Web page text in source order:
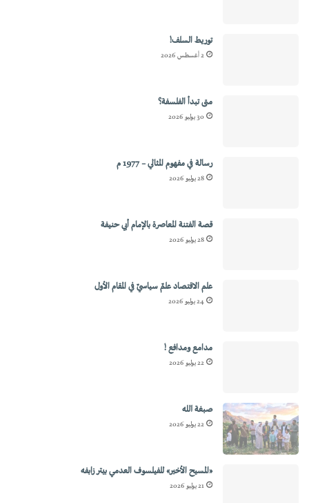
توريط السلف!
2 أغسطس 2026
متى تبدأ الفلسفة؟
30 يوليو 2026
رسالة في مفهوم المثالي – 1977 م
28 يوليو 2026
قصة الفتنة المعاصرة بالإمام أبي حنيفة
28 يوليو 2026
علم الاقتصاد علمٌ سياسيٌ في المقام الأول
24 يوليو 2026
مدامع ومدافع !
22 يوليو 2026
صبغة الله
22 يوليو 2026
«المسيح الأخير» للفيلسوف العدمي بيتر زابفه
21 يوليو 2026